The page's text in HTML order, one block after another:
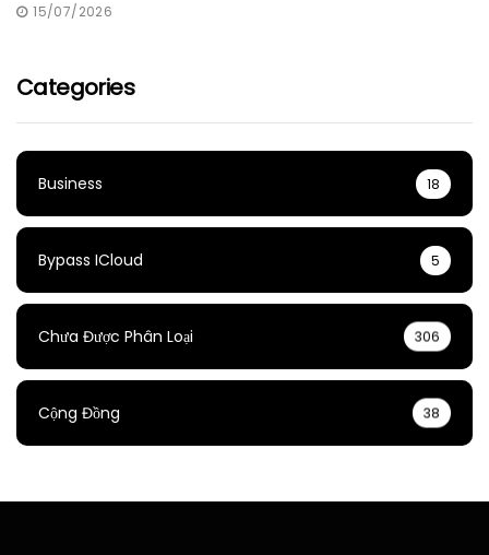
15/07/2026
Categories
Business 18
Bypass ICloud 5
Chưa Được Phân Loại 306
Cộng Đồng 38